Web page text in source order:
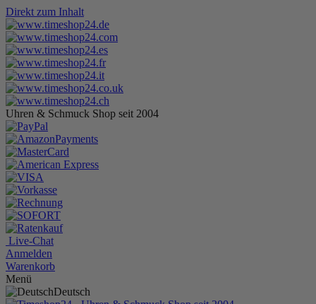
Direkt zum Inhalt
Uhren & Schmuck Shop seit 2004
Live-Chat
Anmelden
Warenkorb
Menü
Deutsch